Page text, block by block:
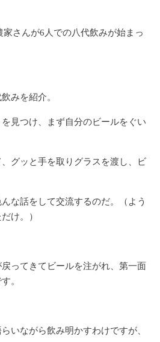
さんが6人での八代飲みが始まっ
みを紹介。
見つけ、まず自分のビールをぐい
グッと手を取りグラスを渡し、ビ
な話をして交流するのだ。（よう
け。）
ってきてビールを注がれ、第一面
。
いながら飲み明かすわけですが、